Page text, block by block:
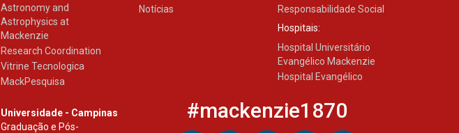
Astronomy and
Astrophysics at
Mackenzie
Research Coordination
Vitrine Tecnologica
MackPesquisa
Notícias
Responsabilidade Social
Hospitais:
Hospital Universitário
Evangélico Mackenzie
Hospital Evangélico
Universidade - Campinas
Graduação e Pós-
#mackenzie1870